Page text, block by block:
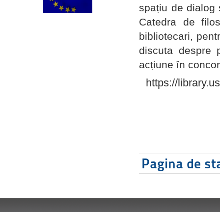
spațiu de dialog
Catedra de
bibliotecari,
discuta despre
acțiune în
https://
Pagina de